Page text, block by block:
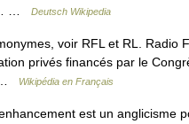
…
Deutsch Wikipedia
voir RFL et RL. Radio
privés financés par le
…
Wikipédia en Français
est un anglicisme